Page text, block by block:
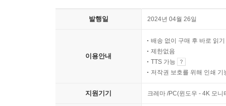
발행일 2024년 04월 26일
이용안내
배송 없이 구매 후 바로 읽기
제한없음
TTS 가능
저작권 보호를 위해 인쇄 기
지원기기 크레마 /PC(윈도우 - 4K 모